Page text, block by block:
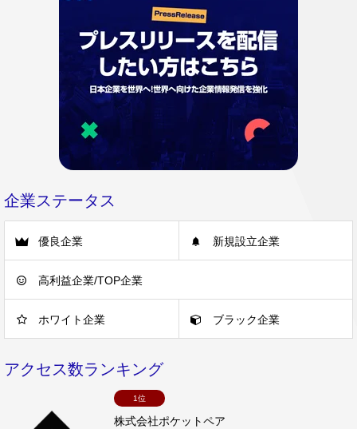
企業ステータス
優良企業 新規設立企業
高利益企業/TOP企業
ホワイト企業 ブラック企業
アクセス数ランキング
1位
株式会社ポケットペア